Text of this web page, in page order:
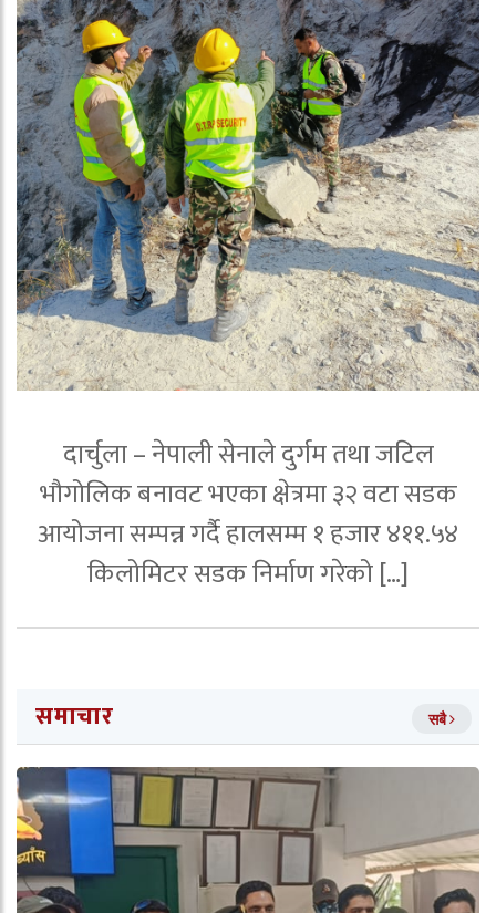
दार्चुला – नेपाली सेनाले दुर्गम तथा जटिल
भौगोलिक बनावट भएका क्षेत्रमा ३२ वटा सडक
आयोजना सम्पन्न गर्दै हालसम्म १ हजार ४११.५४
किलोमिटर सडक निर्माण गरेको […]
समाचार सबै